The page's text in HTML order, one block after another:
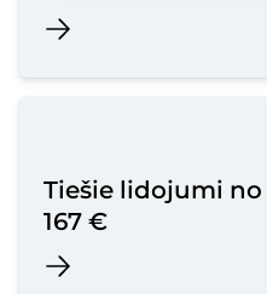
Tiešie lidojumi no
167 €